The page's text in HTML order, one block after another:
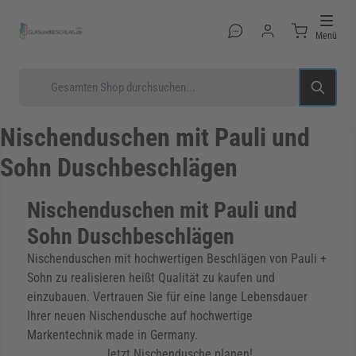
Menü
für Kategorie Glastüren anzeigen
für Kategorie Glasduschen anzeigen
für Kategorie Beschläge anzeigen
Nischenduschen mit Pauli und
Sohn Duschbeschlägen
Nischenduschen mit Pauli und
Sohn Duschbeschlägen
Nischenduschen mit hochwertigen Beschlägen von Pauli +
Sohn zu realisieren heißt Qualität zu kaufen und
einzubauen. Vertrauen Sie für eine lange Lebensdauer
Ihrer neuen Nischendusche auf hochwertige
Markentechnik made in Germany.